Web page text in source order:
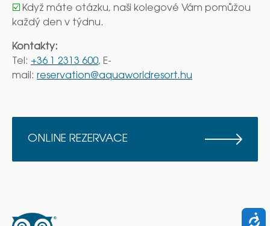
☑️ Když máte otázku, naši kolegové Vám pomůžou
každý den v týdnu.
Kontakty:
Tel: +36 1 2313 600, E-
mail: reservation@aquaworldresort.hu
ONLINE REZERVACE